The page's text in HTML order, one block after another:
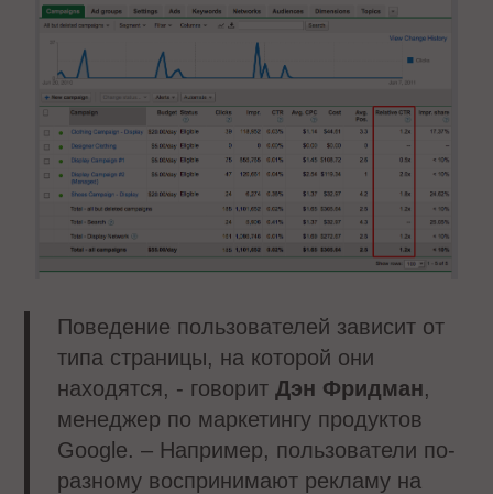
Поведение пользователей зависит от
типа страницы, на которой они
находятся, - говоритДэн Фридман,
менеджер по маркетингу продуктов
Google. – Например, пользователи по-
разному воспринимают рекламу на